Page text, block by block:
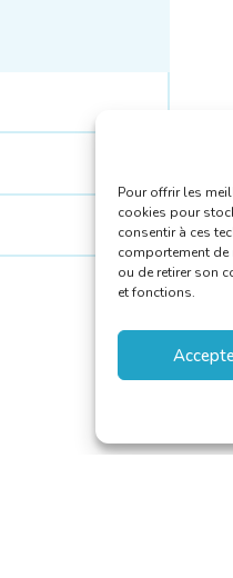
Pour offrir les
cookies pour
consentir à ces
comportement de
ou de retirer son
et fonctions.